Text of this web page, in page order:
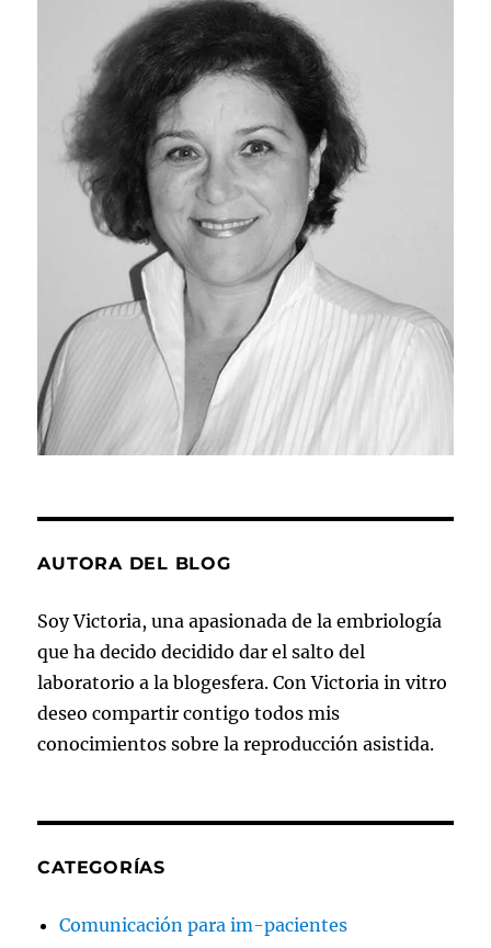
AUTORA DEL BLOG
Soy Victoria, una apasionada de la embriología
que ha decido decidido dar el salto del
laboratorio a la blogesfera. Con Victoria in vitro
deseo compartir contigo todos mis
conocimientos sobre la reproducción asistida.
CATEGORÍAS
Comunicación para im-pacientes